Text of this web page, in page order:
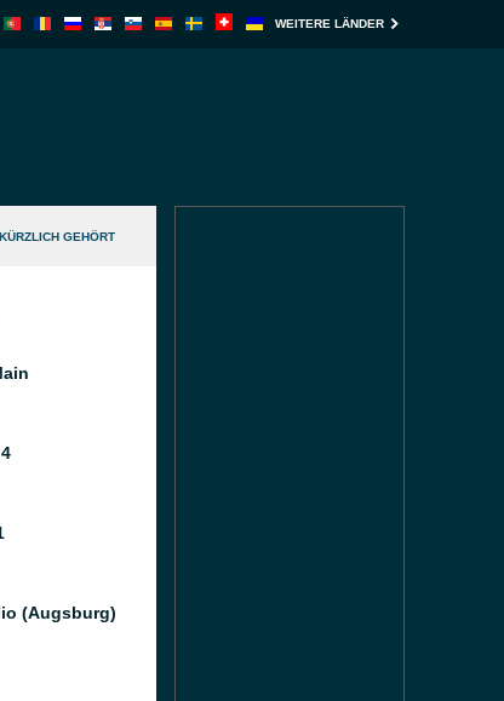
WEITERE LÄNDER
KÜRZLICH GEHÖRT
(Augsburg)